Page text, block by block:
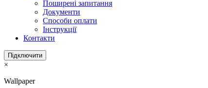
Поширені запитання
Документи
Способи оплати
Інструкції
Контакти
Підключити
×
Wallpaper